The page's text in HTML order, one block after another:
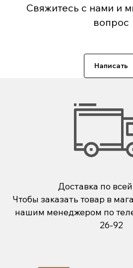
Свяжитесь с нами и
вопрос
Написать
Доставка по
Чтобы заказать товар в
нашим менеджером по
26-92